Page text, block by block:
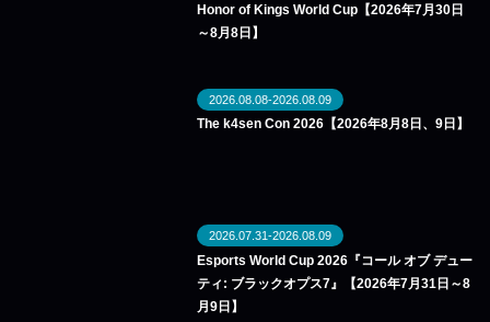
Honor of Kings World Cup【2026年7月30日
～8月8日】
2026.08.08-2026.08.09
The k4sen Con 2026【2026年8月8日、9日】
2026.07.31-2026.08.09
Esports World Cup 2026『コール オブ デュー
ティ: ブラックオプス7』【2026年7月31日～8
月9日】